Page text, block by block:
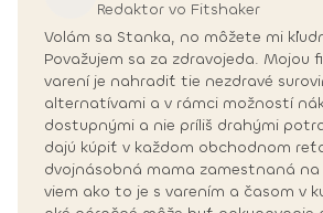
Redaktor vo Fitshaker
Volám sa Stanka, no môžete mi
Považujem sa za zdravojeda. Mojou
varení je nahradiť tie nezdravé
alternatívami a v rámci možností
dostupnými a nie príliš drahými
dajú kúpiť v každom obchodnom
dvojnásobná mama zamestnaná na
viem ako to je s varením a časom v